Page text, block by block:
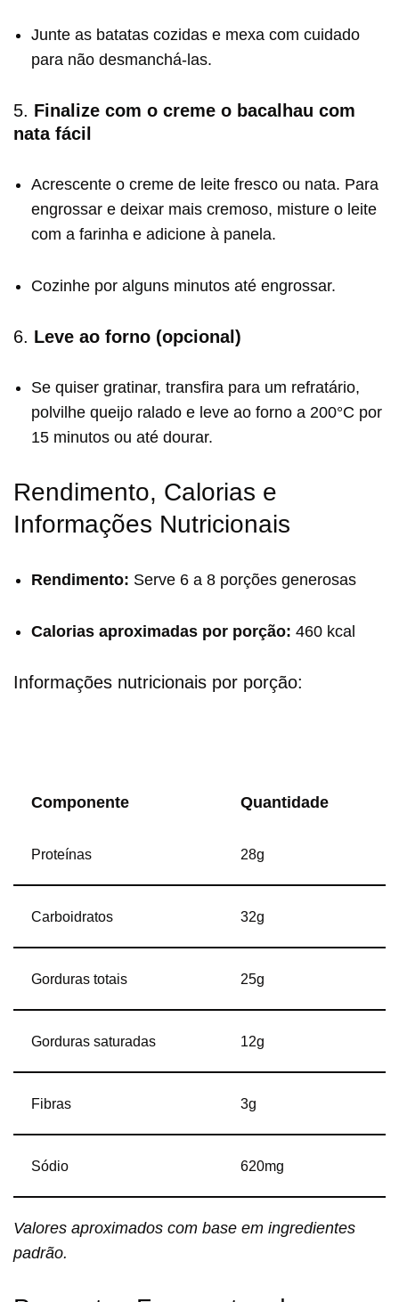
Junte as batatas cozidas e mexa com cuidado
para não desmanchá-las.
5. Finalize com o creme o bacalhau com
nata fácil
Acrescente o creme de leite fresco ou nata. Para
engrossar e deixar mais cremoso, misture o leite
com a farinha e adicione à panela.
Cozinhe por alguns minutos até engrossar.
6. Leve ao forno (opcional)
Se quiser gratinar, transfira para um refratário,
polvilhe queijo ralado e leve ao forno a 200°C por
15 minutos ou até dourar.
Rendimento, Calorias e
Informações Nutricionais
Rendimento: Serve 6 a 8 porções generosas
Calorias aproximadas por porção: 460 kcal
Informações nutricionais por porção:
Componente Quantidade
Proteínas 28g
Carboidratos 32g
Gorduras totais 25g
Gorduras saturadas 12g
Fibras 3g
Sódio 620mg
Valores aproximados com base em ingredientes
padrão.